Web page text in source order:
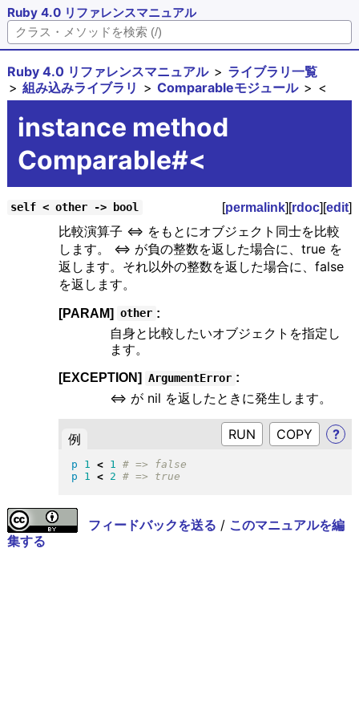
Ruby 4.0 リファレンスマニュアル
Ruby 4.0 リファレンスマニュアル
ライブラリ一覧
組み込みライブラリ
Comparableモジュール <
instance method
Comparable#<
self < other -> bool [permalink][rdoc][edit]
比較演算子 <=> をもとにオブジェクト同士を比較
します。 <=> が負の整数を返した場合に、true を
返します。それ以外の整数を返した場合に、false
を返します。
[PARAM] other :
自身と比較したいオブジェクトを指定し
ます。
[EXCEPTION] ArgumentError :
<=> が nil を返したときに発生します。
例 RUN ?
p 1 < 1
p
1 < 2
フィードバックを送る / このマニュアルを編
集する